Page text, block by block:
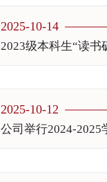
2025-10-14
2023级本科生“读
2025-10-12
公司举行2024-